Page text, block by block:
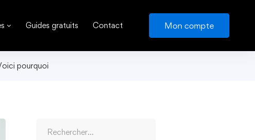
Guides gratuits Contact Mon compte
pourquoi